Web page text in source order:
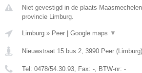
Niet gevestigd in de plaats
provincie Limburg.
Limburg » Peer | Google maps ▼
Nieuwstraat 15 bus 2 3990 Peer (Limburg)
Tel: 0478/54.30.93 , Fax: - , BTW-nr: -